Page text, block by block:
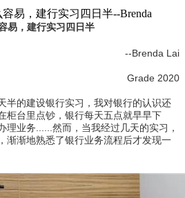
易，建行实习四日半--Brenda
易，建行实习四日半
--Brenda Lai
Grade 2020
半的建设银行实习，我对银行的认识还
柜台里点钞，银行每天五点就早早下
理业务......然而，当我经过几天的实习，
渐渐地熟悉了银行业务流程后才发现一